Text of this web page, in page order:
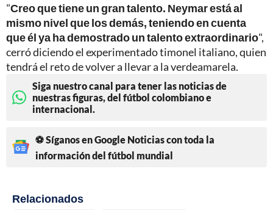
"Creo que tiene un gran talento. Neymar está al
mismo nivel que los demás, teniendo en cuenta
que él ya ha demostrado un talento extraordinario",
cerró diciendo el experimentado timonel italiano, quien
tendrá el reto de volver a llevar a la verdeamarela.
Siga nuestro canal para tener las noticias de
nuestras figuras, del fútbol colombiano e
internacional.
⚽ Síganos en Google Noticias con toda la
información del fútbol mundial
Relacionados